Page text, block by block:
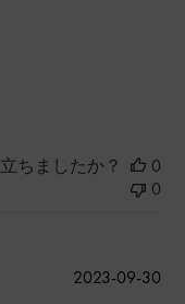
ちましたか？
0
0
公
2023-09-30